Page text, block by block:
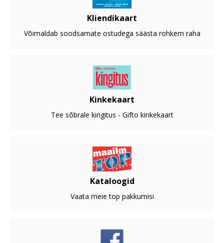
Kliendikaart
Võimaldab soodsamate ostudega säästa rohkem raha
Kinkekaart
Tee sõbrale kingitus - Gifto kinkekaart
Kataloogid
Vaata meie top pakkumisi